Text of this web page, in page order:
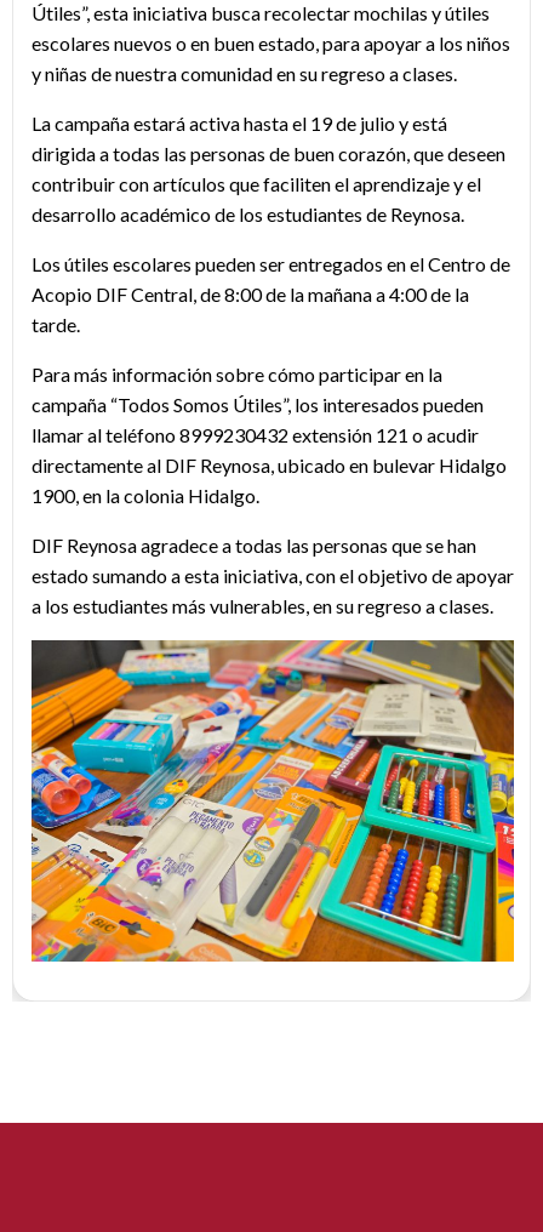
Útiles”, esta iniciativa busca recolectar mochilas y útiles
escolares nuevos o en buen estado, para apoyar a los niños
y niñas de nuestra comunidad en su regreso a clases.
La campaña estará activa hasta el 19 de julio y está
dirigida a todas las personas de buen corazón, que deseen
contribuir con artículos que faciliten el aprendizaje y el
desarrollo académico de los estudiantes de Reynosa.
Los útiles escolares pueden ser entregados en el Centro de
Acopio DIF Central, de 8:00 de la mañana a 4:00 de la
tarde.
Para más información sobre cómo participar en la
campaña “Todos Somos Útiles”, los interesados pueden
llamar al teléfono 8999230432 extensión 121 o acudir
directamente al DIF Reynosa, ubicado en bulevar Hidalgo
1900, en la colonia Hidalgo.
DIF Reynosa agradece a todas las personas que se han
estado sumando a esta iniciativa, con el objetivo de apoyar
a los estudiantes más vulnerables, en su regreso a clases.